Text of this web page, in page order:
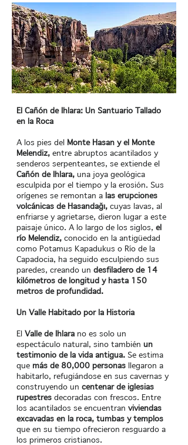
El Cañón de Ihlara: Un Santuario Tallado
en la Roca
A los pies del Monte Hasan y el Monte
Melendiz, entre abruptos acantilados y
senderos serpenteantes, se extiende el
Cañón de Ihlara, una joya geológica
esculpida por el tiempo y la erosión. Sus
orígenes se remontan a las erupciones
volcánicas de Hasandağı, cuyas lavas, al
enfriarse y agrietarse, dieron lugar a este
paisaje único. A lo largo de los siglos, el
río Melendiz, conocido en la antigüedad
como Potamus Kapadukus o Río de la
Capadocia, ha seguido esculpiendo sus
paredes, creando un desfiladero de 14
kilómetros de longitud y hasta 150
metros de profundidad.
Un Valle Habitado por la Historia
El Valle de Ihlara no es solo un
espectáculo natural, sino también un
testimonio de la vida antigua. Se estima
que más de 80,000 personas llegaron a
habitarlo, refugiándose en sus cavernas y
construyendo un centenar de iglesias
rupestres decoradas con frescos. Entre
los acantilados se encuentran viviendas
excavadas en la roca, tumbas y templos
que en su tiempo ofrecieron resguardo a
los primeros cristianos.